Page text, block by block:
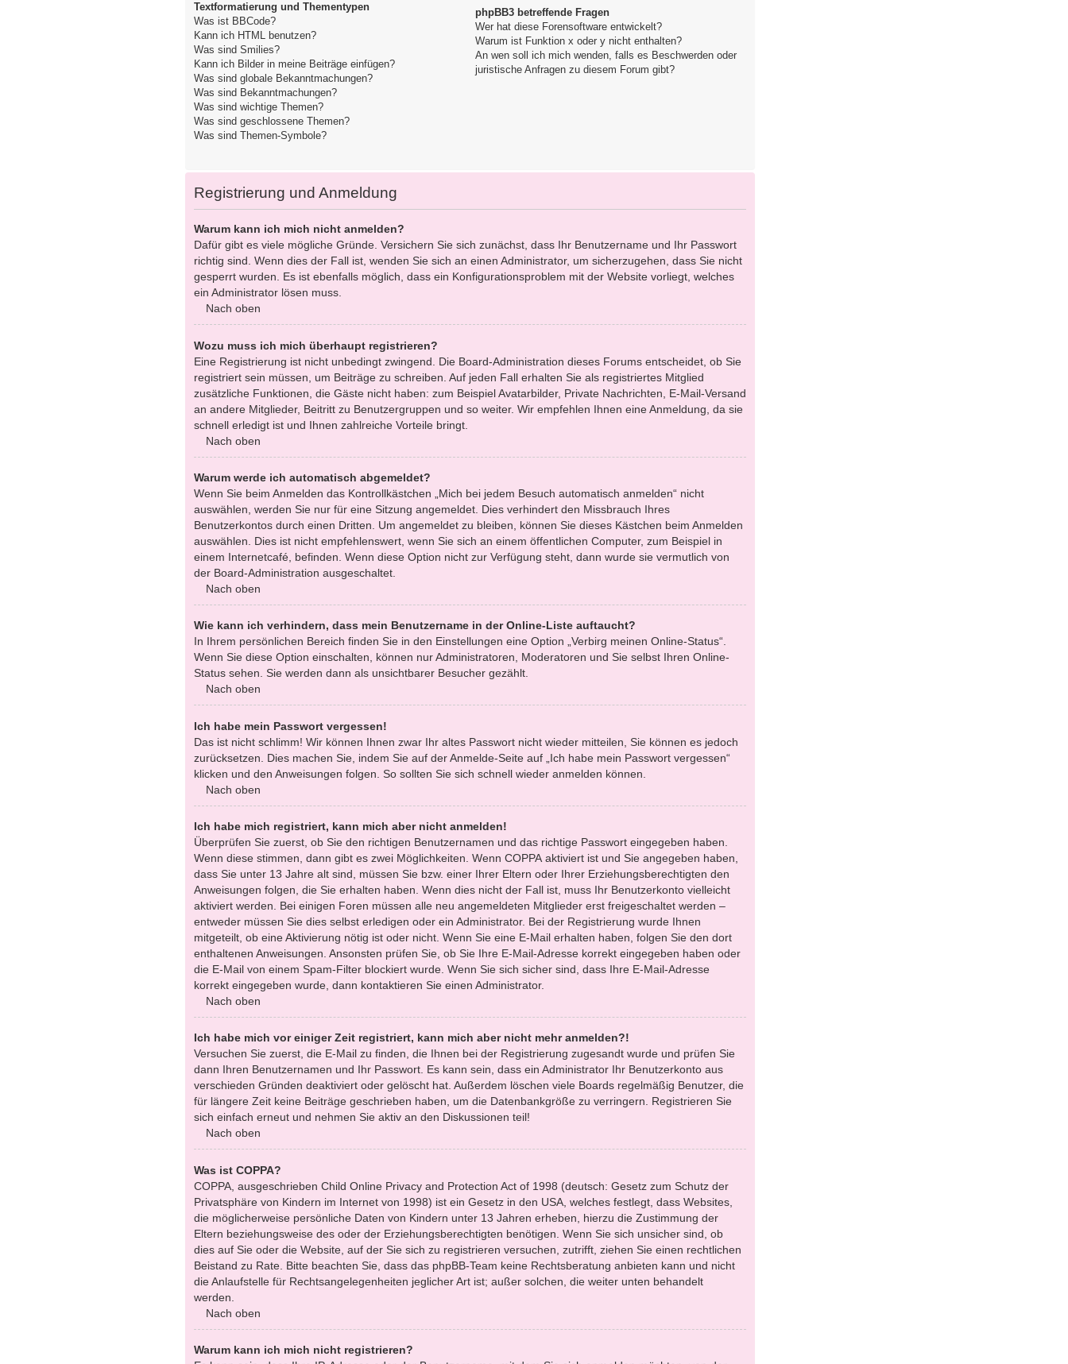
Textformatierung und Thementypen
Was ist BBCode?
Kann ich HTML benutzen?
Was sind Smilies?
Kann ich Bilder in meine Beiträge einfügen?
Was sind globale Bekanntmachungen?
Was sind Bekanntmachungen?
Was sind wichtige Themen?
Was sind geschlossene Themen?
Was sind Themen-Symbole?
phpBB3 betreffende Fragen
Wer hat diese Forensoftware entwickelt?
Warum ist Funktion x oder y nicht enthalten?
An wen soll ich mich wenden, falls es Beschwerden oder
juristische Anfragen zu diesem Forum gibt?
Registrierung und Anmeldung
Warum kann ich mich nicht anmelden?
Dafür gibt es viele mögliche Gründe. Versichern Sie sich zunächst, dass Ihr Benutzername und Ihr Passwort
richtig sind. Wenn dies der Fall ist, wenden Sie sich an einen Administrator, um sicherzugehen, dass Sie nicht
gesperrt wurden. Es ist ebenfalls möglich, dass ein Konfigurationsproblem mit der Website vorliegt, welches
ein Administrator lösen muss.
Nach oben
Wozu muss ich mich überhaupt registrieren?
Eine Registrierung ist nicht unbedingt zwingend. Die Board-Administration dieses Forums entscheidet, ob Sie
registriert sein müssen, um Beiträge zu schreiben. Auf jeden Fall erhalten Sie als registriertes Mitglied
zusätzliche Funktionen, die Gäste nicht haben: zum Beispiel Avatarbilder, Private Nachrichten, E-Mail-Versand
an andere Mitglieder, Beitritt zu Benutzergruppen und so weiter. Wir empfehlen Ihnen eine Anmeldung, da sie
schnell erledigt ist und Ihnen zahlreiche Vorteile bringt.
Nach oben
Warum werde ich automatisch abgemeldet?
Wenn Sie beim Anmelden das Kontrollkästchen „Mich bei jedem Besuch automatisch anmelden“ nicht
auswählen, werden Sie nur für eine Sitzung angemeldet. Dies verhindert den Missbrauch Ihres
Benutzerkontos durch einen Dritten. Um angemeldet zu bleiben, können Sie dieses Kästchen beim Anmelden
auswählen. Dies ist nicht empfehlenswert, wenn Sie sich an einem öffentlichen Computer, zum Beispiel in
einem Internetcafé, befinden. Wenn diese Option nicht zur Verfügung steht, dann wurde sie vermutlich von
der Board-Administration ausgeschaltet.
Nach oben
Wie kann ich verhindern, dass mein Benutzername in der Online-Liste auftaucht?
In Ihrem persönlichen Bereich finden Sie in den Einstellungen eine Option „Verbirg meinen Online-Status“.
Wenn Sie diese Option einschalten, können nur Administratoren, Moderatoren und Sie selbst Ihren Online-
Status sehen. Sie werden dann als unsichtbarer Besucher gezählt.
Nach oben
Ich habe mein Passwort vergessen!
Das ist nicht schlimm! Wir können Ihnen zwar Ihr altes Passwort nicht wieder mitteilen, Sie können es jedoch
zurücksetzen. Dies machen Sie, indem Sie auf der Anmelde-Seite auf „Ich habe mein Passwort vergessen“
klicken und den Anweisungen folgen. So sollten Sie sich schnell wieder anmelden können.
Nach oben
Ich habe mich registriert, kann mich aber nicht anmelden!
Überprüfen Sie zuerst, ob Sie den richtigen Benutzernamen und das richtige Passwort eingegeben haben.
Wenn diese stimmen, dann gibt es zwei Möglichkeiten. Wenn COPPAaktiviert ist und Sie angegeben haben,
dass Sie unter 13 Jahre alt sind, müssen Sie bzw. einer Ihrer Eltern oder Ihrer Erziehungsberechtigten den
Anweisungen folgen, die Sie erhalten haben. Wenn dies nicht der Fall ist, muss Ihr Benutzerkonto vielleicht
aktiviert werden. Bei einigen Foren müssen alle neu angemeldeten Mitglieder erst freigeschaltet werden –
entweder müssen Sie dies selbst erledigen oder ein Administrator. Bei der Registrierung wurde Ihnen
mitgeteilt, ob eine Aktivierung nötig ist oder nicht. Wenn Sie eine E-Mail erhalten haben, folgen Sie den dort
enthaltenen Anweisungen. Ansonsten prüfen Sie, ob Sie Ihre E-Mail-Adresse korrekt eingegeben haben oder
die E-Mail von einem Spam-Filter blockiert wurde. Wenn Sie sich sicher sind, dass Ihre E-Mail-Adresse
korrekt eingegeben wurde, dann kontaktieren Sie einen Administrator.
Nach oben
Ich habe mich vor einiger Zeit registriert, kann mich aber nicht mehr anmelden?!
Versuchen Sie zuerst, die E-Mail zu finden, die Ihnen bei der Registrierung zugesandt wurde und prüfen Sie
dann Ihren Benutzernamen und Ihr Passwort. Es kann sein, dass ein Administrator Ihr Benutzerkonto aus
verschieden Gründen deaktiviert oder gelöscht hat. Außerdem löschen viele Boards regelmäßig Benutzer, die
für längere Zeit keine Beiträge geschrieben haben, um die Datenbankgröße zu verringern. Registrieren Sie
sich einfach erneut und nehmen Sie aktiv an den Diskussionen teil!
Nach oben
Was ist COPPA?
COPPA, ausgeschrieben Child Online Privacy and Protection Act of 1998 (deutsch: Gesetz zum Schutz der
Privatsphäre von Kindern im Internet von 1998) ist ein Gesetz in den USA, welches festlegt, dass Websites,
die möglicherweise persönliche Daten von Kindern unter 13 Jahren erheben, hierzu die Zustimmung der
Eltern beziehungsweise des oder der Erziehungsberechtigten benötigen. Wenn Sie sich unsicher sind, ob
dies auf Sie oder die Website, auf der Sie sich zu registrieren versuchen, zutrifft, ziehen Sie einen rechtlichen
Beistand zu Rate. Bitte beachten Sie, dass das phpBB-Team keine Rechtsberatung anbieten kann und nicht
die Anlaufstelle für Rechtsangelegenheiten jeglicher Art ist; außer solchen, die weiter unten behandelt
werden.
Nach oben
Warum kann ich mich nicht registrieren?